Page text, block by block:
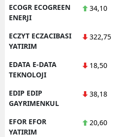
ECOGR ECOGREEN
ENERJI
34,10
ECZYT ECZACIBASI
YATIRIM
322,75
EDATA E-DATA
TEKNOLOJI
18,50
EDIP EDIP
GAYRIMENKUL
38,18
EFOR EFOR
YATIRIM
20,60